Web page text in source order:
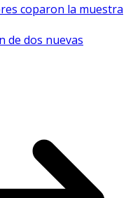
coparon la muestra
de dos nuevas